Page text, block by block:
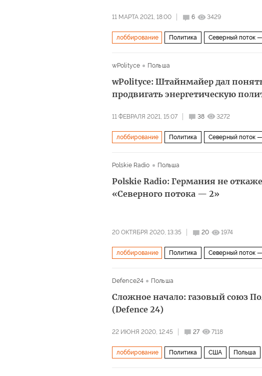
11 МАРТА 2021, 18:00 6 3429
лоббирование Политика Северный поток
wPolityce
Польша
wPolityce: Штайнмайер дал
продвигать энергетическую
11 ФЕВРАЛЯ 2021, 15:07 38 3272
лоббирование Политика Северный поток
Polskie Radio Польша
Polskie Radio: Германия не
«Северного потока — 2»
20 ОКТЯБРЯ 2020, 13:35 20 1974
лоббирование Политика Северный поток
Defence24
Польша
Сложное начало: газовый союз
(Defence 24)
22 ИЮНЯ 2020, 12:45 27 7118
лоббирование Политика США Польша